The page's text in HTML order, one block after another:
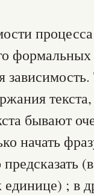
бывают
начать
; в